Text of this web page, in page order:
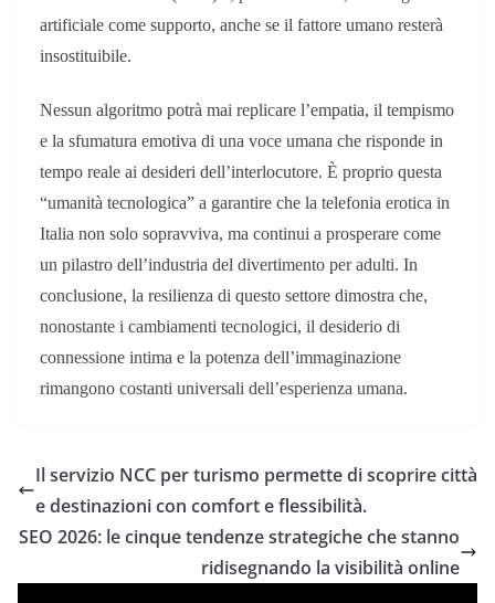
artificiale come supporto, anche se il fattore umano resterà
insostituibile.
Nessun algoritmo potrà mai replicare l’empatia, il tempismo
e la sfumatura emotiva di una voce umana che risponde in
tempo reale ai desideri dell’interlocutore. È proprio questa
“umanità tecnologica” a garantire che la telefonia erotica in
Italia non solo sopravviva, ma continui a prosperare come
un pilastro dell’industria del divertimento per adulti. In
conclusione, la resilienza di questo settore dimostra che,
nonostante i cambiamenti tecnologici, il desiderio di
connessione intima e la potenza dell’immaginazione
rimangono costanti universali dell’esperienza umana.
Il servizio NCC per turismo permette di scoprire città
e destinazioni con comfort e flessibilità.
SEO 2026: le cinque tendenze strategiche che stanno
ridisegnando la visibilità online